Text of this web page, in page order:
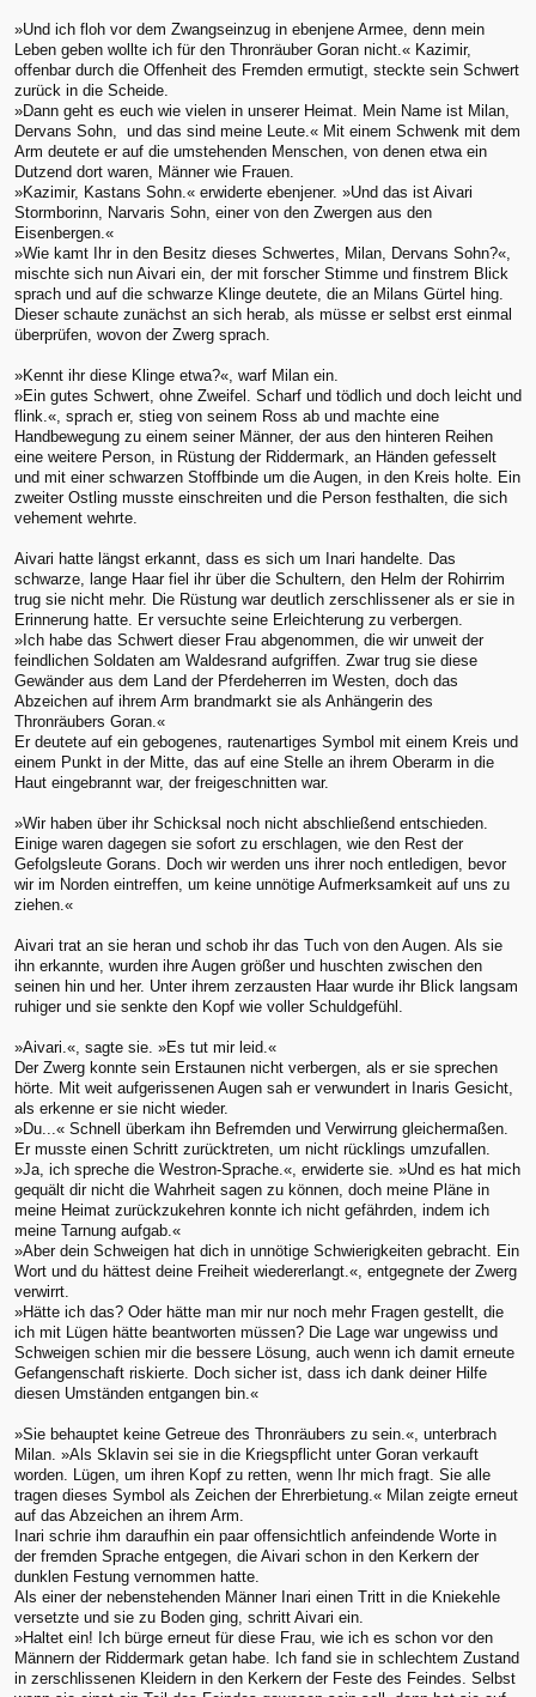
»Und ich floh vor dem Zwangseinzug in ebenjene Armee, denn mein
Leben geben wollte ich für den Thronräuber Goran nicht.« Kazimir,
offenbar durch die Offenheit des Fremden ermutigt, steckte sein Schwert
zurück in die Scheide.
»Dann geht es euch wie vielen in unserer Heimat. Mein Name ist Milan,
Dervans Sohn, und das sind meine Leute.« Mit einem Schwenk mit dem
Arm deutete er auf die umstehenden Menschen, von denen etwa ein
Dutzend dort waren, Männer wie Frauen.
»Kazimir, Kastans Sohn.« erwiderte ebenjener. »Und das ist Aivari
Stormborinn, Narvaris Sohn, einer von den Zwergen aus den
Eisenbergen.«
»Wie kamt Ihr in den Besitz dieses Schwertes, Milan, Dervans Sohn?«,
mischte sich nun Aivari ein, der mit forscher Stimme und finstrem Blick
sprach und auf die schwarze Klinge deutete, die an Milans Gürtel hing.
Dieser schaute zunächst an sich herab, als müsse er selbst erst einmal
überprüfen, wovon der Zwerg sprach.
»Kennt ihr diese Klinge etwa?«, warf Milan ein.
»Ein gutes Schwert, ohne Zweifel. Scharf und tödlich und doch leicht und
flink.«, sprach er, stieg von seinem Ross ab und machte eine
Handbewegung zu einem seiner Männer, der aus den hinteren Reihen
eine weitere Person, in Rüstung der Riddermark, an Händen gefesselt
und mit einer schwarzen Stoffbinde um die Augen, in den Kreis holte. Ein
zweiter Ostling musste einschreiten und die Person festhalten, die sich
vehement wehrte.
Aivari hatte längst erkannt, dass es sich um Inari handelte. Das
schwarze, lange Haar fiel ihr über die Schultern, den Helm der Rohirrim
trug sie nicht mehr. Die Rüstung war deutlich zerschlissener als er sie in
Erinnerung hatte. Er versuchte seine Erleichterung zu verbergen.
»Ich habe das Schwert dieser Frau abgenommen, die wir unweit der
feindlichen Soldaten am Waldesrand aufgriffen. Zwar trug sie diese
Gewänder aus dem Land der Pferdeherren im Westen, doch das
Abzeichen auf ihrem Arm brandmarkt sie als Anhängerin des
Thronräubers Goran.«
Er deutete auf ein gebogenes, rautenartiges Symbol mit einem Kreis und
einem Punkt in der Mitte, das auf eine Stelle an ihrem Oberarm in die
Haut eingebrannt war, der freigeschnitten war.
»Wir haben über ihr Schicksal noch nicht abschließend entschieden.
Einige waren dagegen sie sofort zu erschlagen, wie den Rest der
Gefolgsleute Gorans. Doch wir werden uns ihrer noch entledigen, bevor
wir im Norden eintreffen, um keine unnötige Aufmerksamkeit auf uns zu
ziehen.«
Aivari trat an sie heran und schob ihr das Tuch von den Augen. Als sie
ihn erkannte, wurden ihre Augen größer und huschten zwischen den
seinen hin und her. Unter ihrem zerzausten Haar wurde ihr Blick langsam
ruhiger und sie senkte den Kopf wie voller Schuldgefühl.
»Aivari.«, sagte sie. »Es tut mir leid.«
Der Zwerg konnte sein Erstaunen nicht verbergen, als er sie sprechen
hörte. Mit weit aufgerissenen Augen sah er verwundert in Inaris Gesicht,
als erkenne er sie nicht wieder.
»Du...« Schnell überkam ihn Befremden und Verwirrung gleichermaßen.
Er musste einen Schritt zurücktreten, um nicht rücklings umzufallen.
»Ja, ich spreche die Westron-Sprache.«, erwiderte sie. »Und es hat mich
gequält dir nicht die Wahrheit sagen zu können, doch meine Pläne in
meine Heimat zurückzukehren konnte ich nicht gefährden, indem ich
meine Tarnung aufgab.«
»Aber dein Schweigen hat dich in unnötige Schwierigkeiten gebracht. Ein
Wort und du hättest deine Freiheit wiedererlangt.«, entgegnete der Zwerg
verwirrt.
»Hätte ich das? Oder hätte man mir nur noch mehr Fragen gestellt, die
ich mit Lügen hätte beantworten müssen? Die Lage war ungewiss und
Schweigen schien mir die bessere Lösung, auch wenn ich damit erneute
Gefangenschaft riskierte. Doch sicher ist, dass ich dank deiner Hilfe
diesen Umständen entgangen bin.«
»Sie behauptet keine Getreue des Thronräubers zu sein.«, unterbrach
Milan. »Als Sklavin sei sie in die Kriegspflicht unter Goran verkauft
worden. Lügen, um ihren Kopf zu retten, wenn Ihr mich fragt. Sie alle
tragen dieses Symbol als Zeichen der Ehrerbietung.« Milan zeigte erneut
auf das Abzeichen an ihrem Arm.
Inari schrie ihm daraufhin ein paar offensichtlich anfeindende Worte in
der fremden Sprache entgegen, die Aivari schon in den Kerkern der
dunklen Festung vernommen hatte.
Als einer der nebenstehenden Männer Inari einen Tritt in die Kniekehle
versetzte und sie zu Boden ging, schritt Aivari ein.
»Haltet ein! Ich bürge erneut für diese Frau, wie ich es schon vor den
Männern der Riddermark getan habe. Ich fand sie in schlechtem Zustand
in zerschlissenen Kleidern in den Kerkern der Feste des Feindes. Selbst